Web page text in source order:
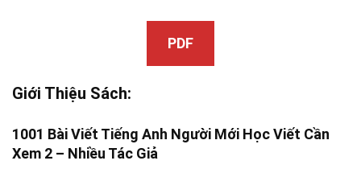
PDF
Giới Thiệu Sách:
1001 Bài Viết Tiếng Anh Người Mới Học Viết Cần
Xem 2 – Nhiều Tác Giả